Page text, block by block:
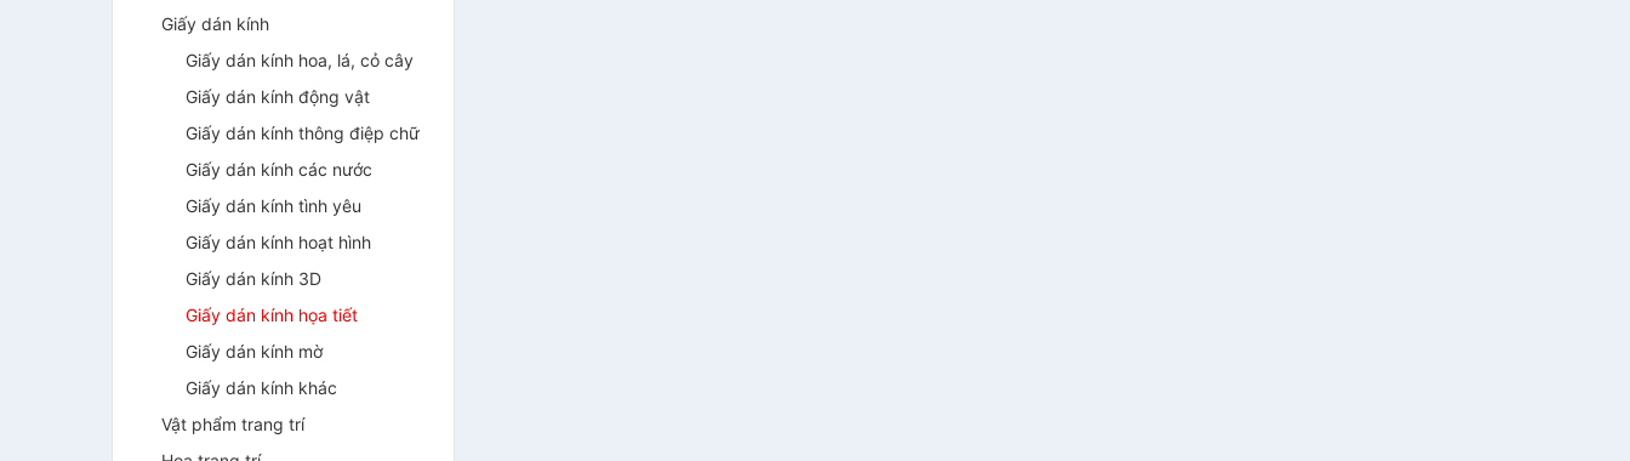
Giấy dán kính
Giấy dán kính hoa, lá, cỏ cây
Giấy dán kính động vật
Giấy dán kính thông điệp chữ
Giấy dán kính các nước
Giấy dán kính tình yêu
Giấy dán kính hoạt hình
Giấy dán kính 3D
Giấy dán kính họa tiết
Giấy dán kính mờ
Giấy dán kính khác
Vật phẩm trang trí